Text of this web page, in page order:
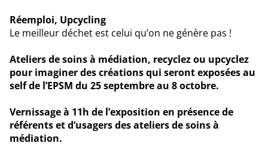
Réemploi, Upcycling
Le meilleur déchet est celui qu’on ne génère pas !
Ateliers de soins à médiation, recyclez ou upcyclez
pour imaginer des créations qui seront exposées au
self de l’EPSM du 25 septembre au 8 octobre.
Vernissage à 11h de l’exposition en présence de
référents et d’usagers des ateliers de soins à
médiation.